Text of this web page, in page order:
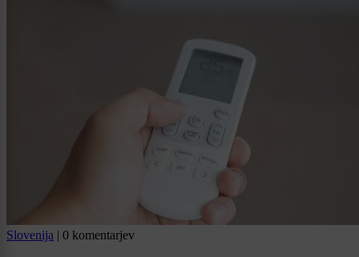
Slovenija | 0 komentarjev